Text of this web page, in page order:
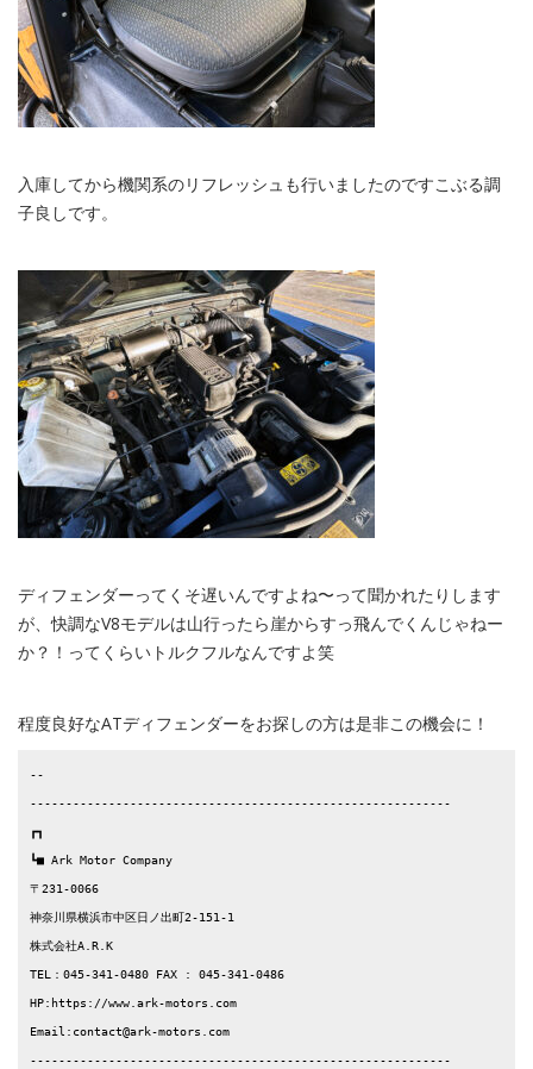
入庫してから機関系のリフレッシュも行いましたのですこぶる調
子良しです。
ディフェンダーってくそ遅いんですよね〜って聞かれたりします
が、快調なV8モデルは山行ったら崖からすっ飛んでくんじゃねー
か？！ってくらいトルクフルなんですよ笑
程度良好なATディフェンダーをお探しの方は是非この機会に！
--
-----------------------------------------------------------
┏┓
┗■ Ark Motor Company
〒231-0066
神奈川県横浜市中区日ノ出町2-151-1
株式会社A.R.K
TEL：045-341-0480 FAX : 045-341-0486
HP:https://www.ark-motors.com
Email:contact@ark-motors.com
-----------------------------------------------------------